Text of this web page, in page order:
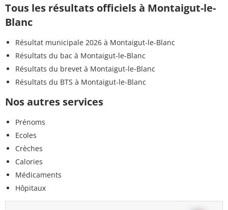
Tous les résultats officiels à Montaigut-le-
Blanc
Résultat municipale 2026 à Montaigut-le-Blanc
Résultats du bac à Montaigut-le-Blanc
Résultats du brevet à Montaigut-le-Blanc
Résultats du BTS à Montaigut-le-Blanc
Nos autres services
Prénoms
Ecoles
Crèches
Calories
Médicaments
Hôpitaux